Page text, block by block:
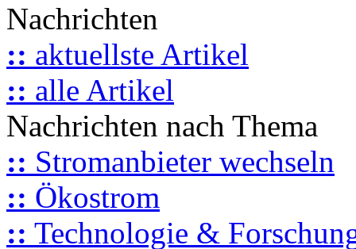
Nachrichten
:: aktuellste Artikel
:: alle Artikel
Nachrichten nach Thema
:: Stromanbieter wechseln
:: Ökostrom
:: Technologie &